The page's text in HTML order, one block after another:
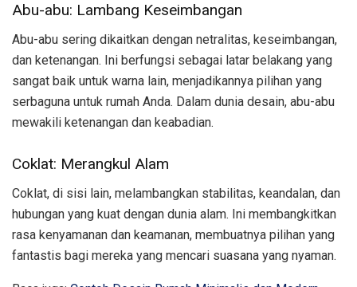
Abu-abu: Lambang Keseimbangan
Abu-abu sering dikaitkan dengan netralitas, keseimbangan,
dan ketenangan. Ini berfungsi sebagai latar belakang yang
sangat baik untuk warna lain, menjadikannya pilihan yang
serbaguna untuk rumah Anda. Dalam dunia desain, abu-abu
mewakili ketenangan dan keabadian.
Coklat: Merangkul Alam
Coklat, di sisi lain, melambangkan stabilitas, keandalan, dan
hubungan yang kuat dengan dunia alam. Ini membangkitkan
rasa kenyamanan dan keamanan, membuatnya pilihan yang
fantastis bagi mereka yang mencari suasana yang nyaman.